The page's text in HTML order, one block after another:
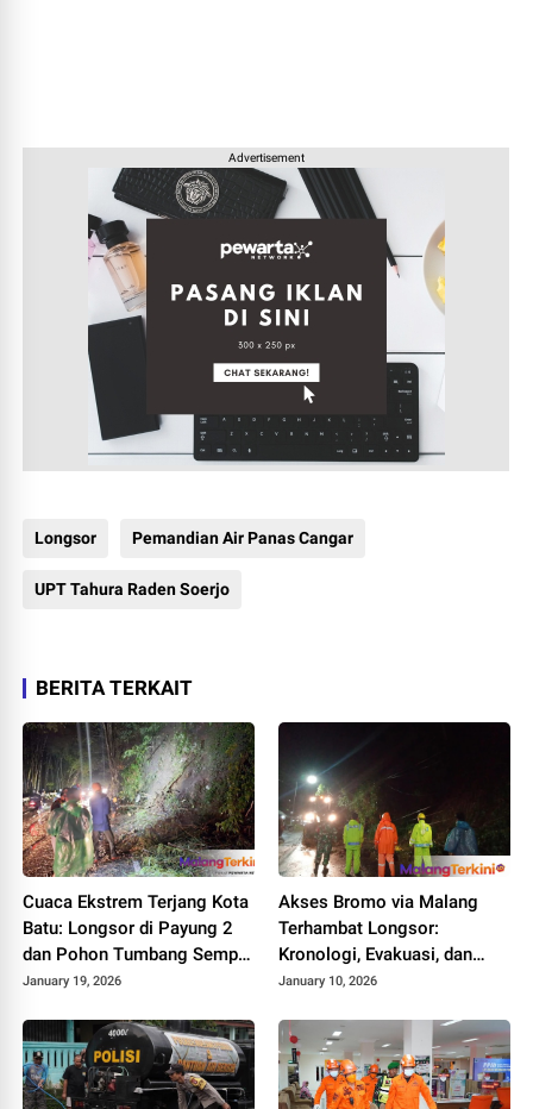
Advertisement
Longsor Pemandian Air Panas Cangar
UPT Tahura Raden Soerjo
BERITA TERKAIT
Cuaca Ekstrem Terjang Kota
Batu: Longsor di Payung 2
dan Pohon Tumbang Sempat
Lumpuhkan Lalu Lintas
January 19, 2026
Akses Bromo via Malang
Terhambat Longsor:
Kronologi, Evakuasi, dan
Kondisi Terkini Jalur
January 10, 2026